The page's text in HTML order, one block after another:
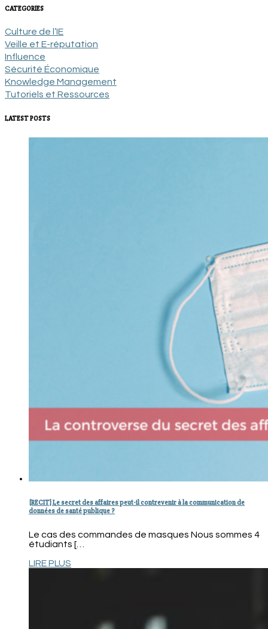
CATEGORIES
Culture de l’IE
Veille et E-réputation
Influence
Sécurité Économique
Knowledge Management
Tutoriels et Ressources
LATEST POSTS
[RECIT] Le secret des affaires peut-il contrevenir à la communication de
données de santé publique ?
Le cas des commandes de masques Nous sommes 4
étudiants […
LIRE PLUS